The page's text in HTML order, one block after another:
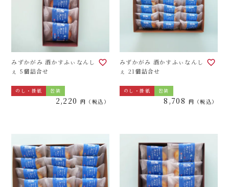
みずかがみ 酒かすふぃなんし
ぇ 5個詰合せ
のし・掛紙 包装
2,220 税込
みずかがみ 酒かすふぃなんし
ぇ 21個詰合せ
のし・掛紙 包装
8,708 税込